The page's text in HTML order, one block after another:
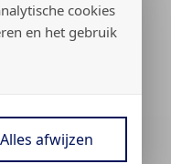
cookies
en het gebruik
Alles afwijzen